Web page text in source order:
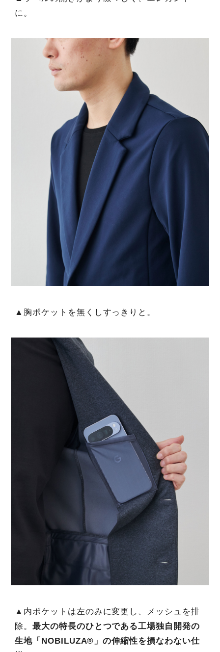
に。
▲胸ポケットを無くしすっきりと。
▲内ポケットは左のみに変更し、メッシュを排
除。 最大の特長のひとつである工場独自開発の
生地「NOBILUZA®」の伸縮性を損なわない仕